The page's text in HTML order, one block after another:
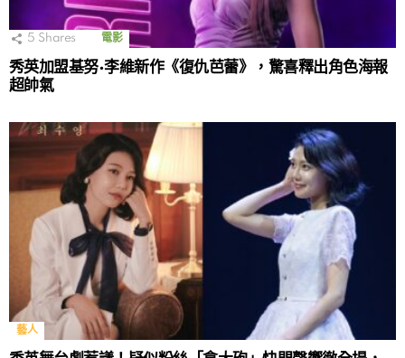
5 Shares 電影
秀英加盟基努·李維新作《復仇芭蕾》，驚喜釋出角色海報
超帥氣
藝人